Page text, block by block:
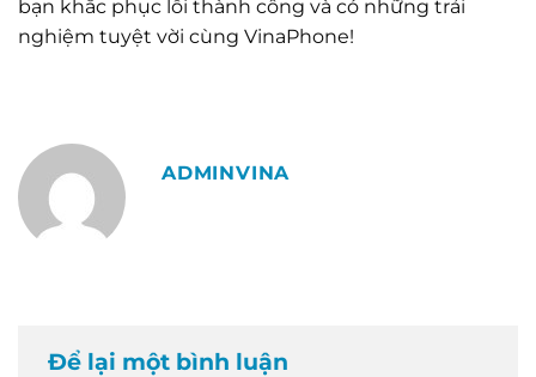
bạn khắc phục lỗi thành công và có những trải
nghiệm tuyệt vời cùng VinaPhone!
ADMINVINA
Để lại một bình luận